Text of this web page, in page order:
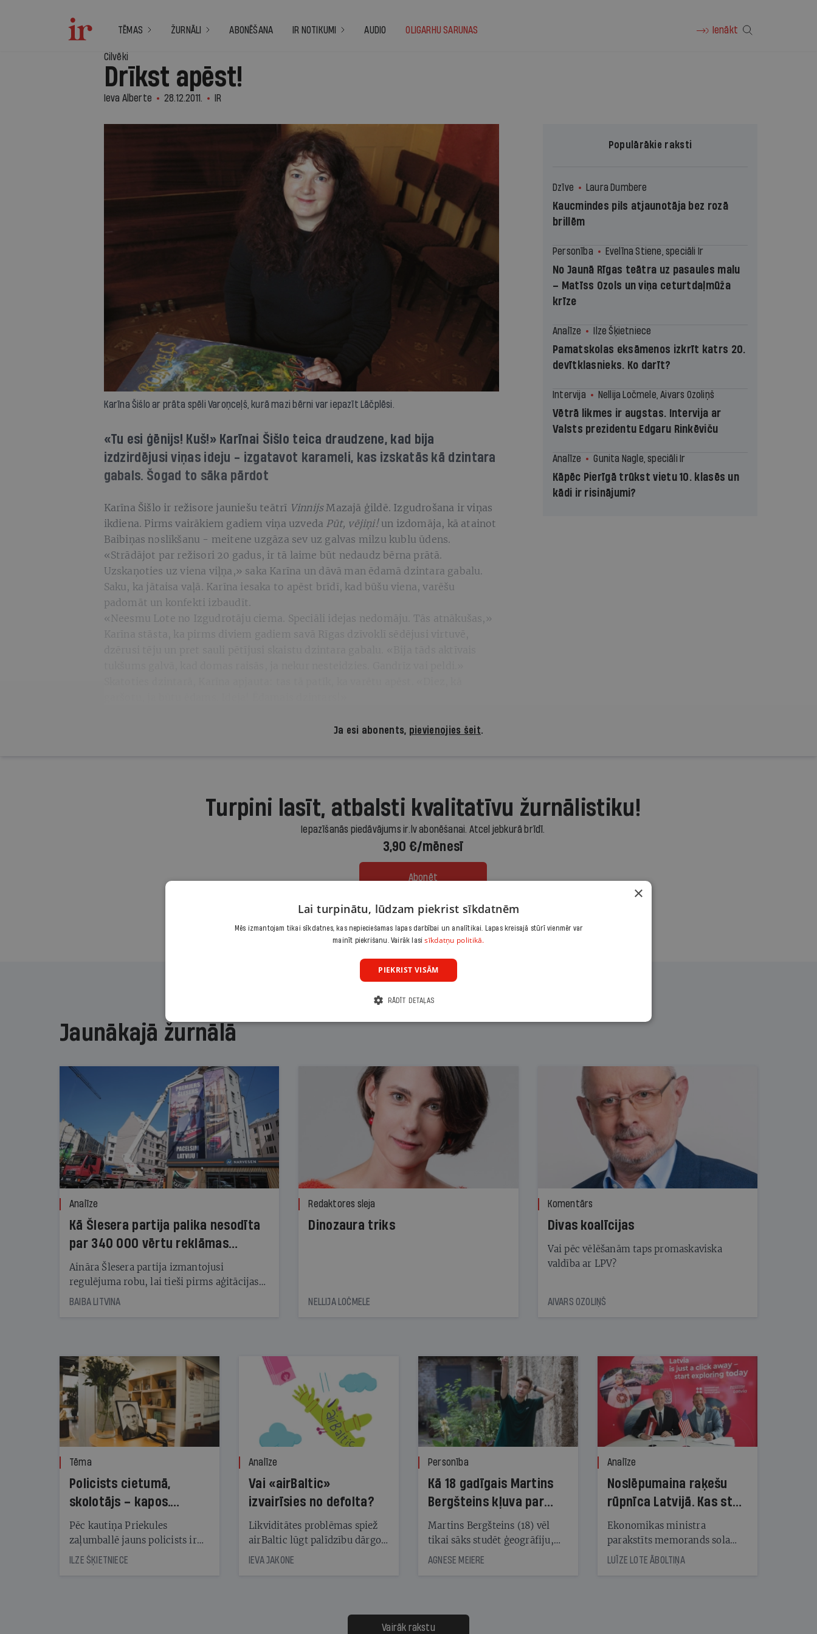
TĒMAS ŽURNĀLI ABONĒŠANA IR NOTIKUMI AUDIO OLIGARHU SARUNAS Ienākt
Cilvēki
Drīkst apēst!
Ieva Alberte 28.12.2011. IR
Karīna Šišlo ar prāta spēli Varoņceļš, kurā mazi bērni var iepazīt Lāčplēsi.
«Tu esi ģēnijs! Kuš!» Karīnai Šišlo teica draudzene, kad bija
izdzirdējusi viņas ideju - izgatavot karameli, kas izskatās kā dzintara
gabals. Šogad to sāka pārdot
Karīna Šišlo ir režisore jauniešu teātrī VinnijsMazajā ģildē. Izgudrošana ir viņas
ikdiena. Pirms vairākiem gadiem viņa uzveda Pūt, vējiņi! un izdomāja, kā atainot
Baibiņas noslīkšanu - meitene uzgāza sev uz galvas milzu kublu ūdens.
«Strādājot par režisori 20 gadus, ir tā laime būt nedaudz bērna prātā.
Uzskaņoties uz viena viļņa,» saka Karīna un dāvā man ēdamā dzintara gabalu.
Saku, ka jātaisa vaļā. Karīna iesaka to apēst brīdī, kad būšu viena, varēšu
padomāt un konfekti izbaudīt.
«Neesmu Lote no Izgudrotāju ciema. Speciāli idejas nedomāju. Tās atnākušas,»
Karīna stāsta, ka pirms diviem gadiem savā Rīgas dzīvoklī sēdējusi virtuvē,
Populārākie raksti
Dzīve Laura Dumbere
Kaucmindes pils atjaunotāja bez rozā
brillēm
Personība Evelīna Stiene, speciāli Ir
No Jaunā Rīgas teātra uz pasaules malu
– Matīss Ozols un viņa ceturtdaļmūža
krīze
Analīze Ilze Šķietniece
Pamatskolas eksāmenos izkrīt katrs 20.
devītklasnieks. Ko darīt?
Intervija Nellija Ločmele, Aivars Ozoliņš
Vētrā likmes ir augstas. Intervija ar
Valsts prezidentu Edgaru Rinkēviču
Analīze Gunita Nagle, speciāli Ir
Kāpēc Pierīgā trūkst vietu 10. klasēs un
kādi ir risinājumi?
Ja esi abonents, pievienojies šeit.
Turpini lasīt, atbalsti kvalitatīvu žurnālistiku!
Iepazīšanās piedāvājums ir.lv abonēšanai. Atcel jebkurā brīdī.
3,90 €/mēnesī
Abonēt
Citas abonēšanas iespējas meklē šeit
Jaunākajā žurnālā
Analīze
Kā Šlesera partija palika nesodīta
par 340 000 vērtu reklāmas
kampaņu
Aināra Šlesera partija izmantojusi
regulējuma robu, lai tieši pirms aģitācijas
starta izreklamētos par summu, kas
BAIBA LITVINA
Redaktores sleja
Dinozaura triks
NELLIJA LOČMELE
Komentārs
Divas koalīcijas
Vai pēc vēlēšanām taps promaskaviska
valdība ar LPV?
AIVARS OZOLIŅŠ
Tēma
Policists cietumā,
skolotājs – kapos.
Reibuma cena Priekulē
Pēc kautiņa Priekules
zaļumballē jauns policists ir
nonācis cietumā, bet
cienījams pedagogs — kapos.
ILZE ŠĶIETNIECE
Analīze
Vai «airBaltic»
izvairīsies no defolta?
Likviditātes problēmas spiež
airBaltic lūgt palīdzību dārgo
obligāciju turētājiem, taču
samaksāt augstos procentus,
kas jāpārskaita jau trīs dienas
IEVA JAKONE
Personība
Kā 18 gadīgais Martins
Bergšteins kļuva par
laika ziņu seju?
Martins Bergšteins (18) vēl
tikai sāks studēt ģeogrāfiju,
bet viņa sacītajam jau uzticas
uzcītīga darba, mammas
atbalsts un drosme turpināt
AGNESE MEIERE
Analīze
Noslēpumaina raķešu
rūpnīca Latvijā. Kas stāv
aiz vērienīgā
priekšvēlēšanu
solījuma?
Ekonomikas ministra
parakstīts memorands sola
Latvijā būvēt artilērijas raķešu
rūpnīcu, taču ASV investoram
LUĪZE LOTE ĀBOLTIŅA
Vairāk rakstu
×
Lai turpinātu, lūdzam piekrist sīkdatnēm
Mēs izmantojam tikai sīkdatnes, kas nepieciešamas lapas darbībai un analītikai. Lapas kreisajā stūrī vienmēr var
mainīt piekrišanu. Vairāk lasisīkdatņu politikā.
PIEKRIST VISĀM
RĀDĪT DETAĻAS